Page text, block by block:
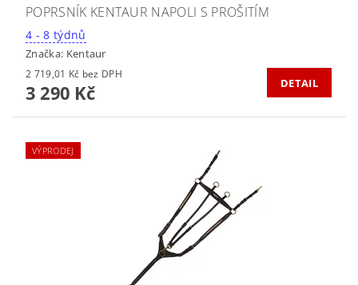
POPRSNÍK KENTAUR NAPOLI S PROŠITÍM
4 - 8 týdnů
Značka: Kentaur
2 719,01 Kč bez DPH
3 290 Kč DETAIL
VÝPRODEJ